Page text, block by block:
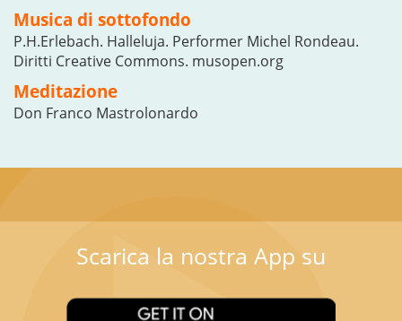
Musica di sottofondo
P.H.Erlebach. Halleluja. Performer Michel Rondeau.
Diritti Creative Commons. musopen.org
Meditazione
Don Franco Mastrolonardo
Scarica la nostra App su